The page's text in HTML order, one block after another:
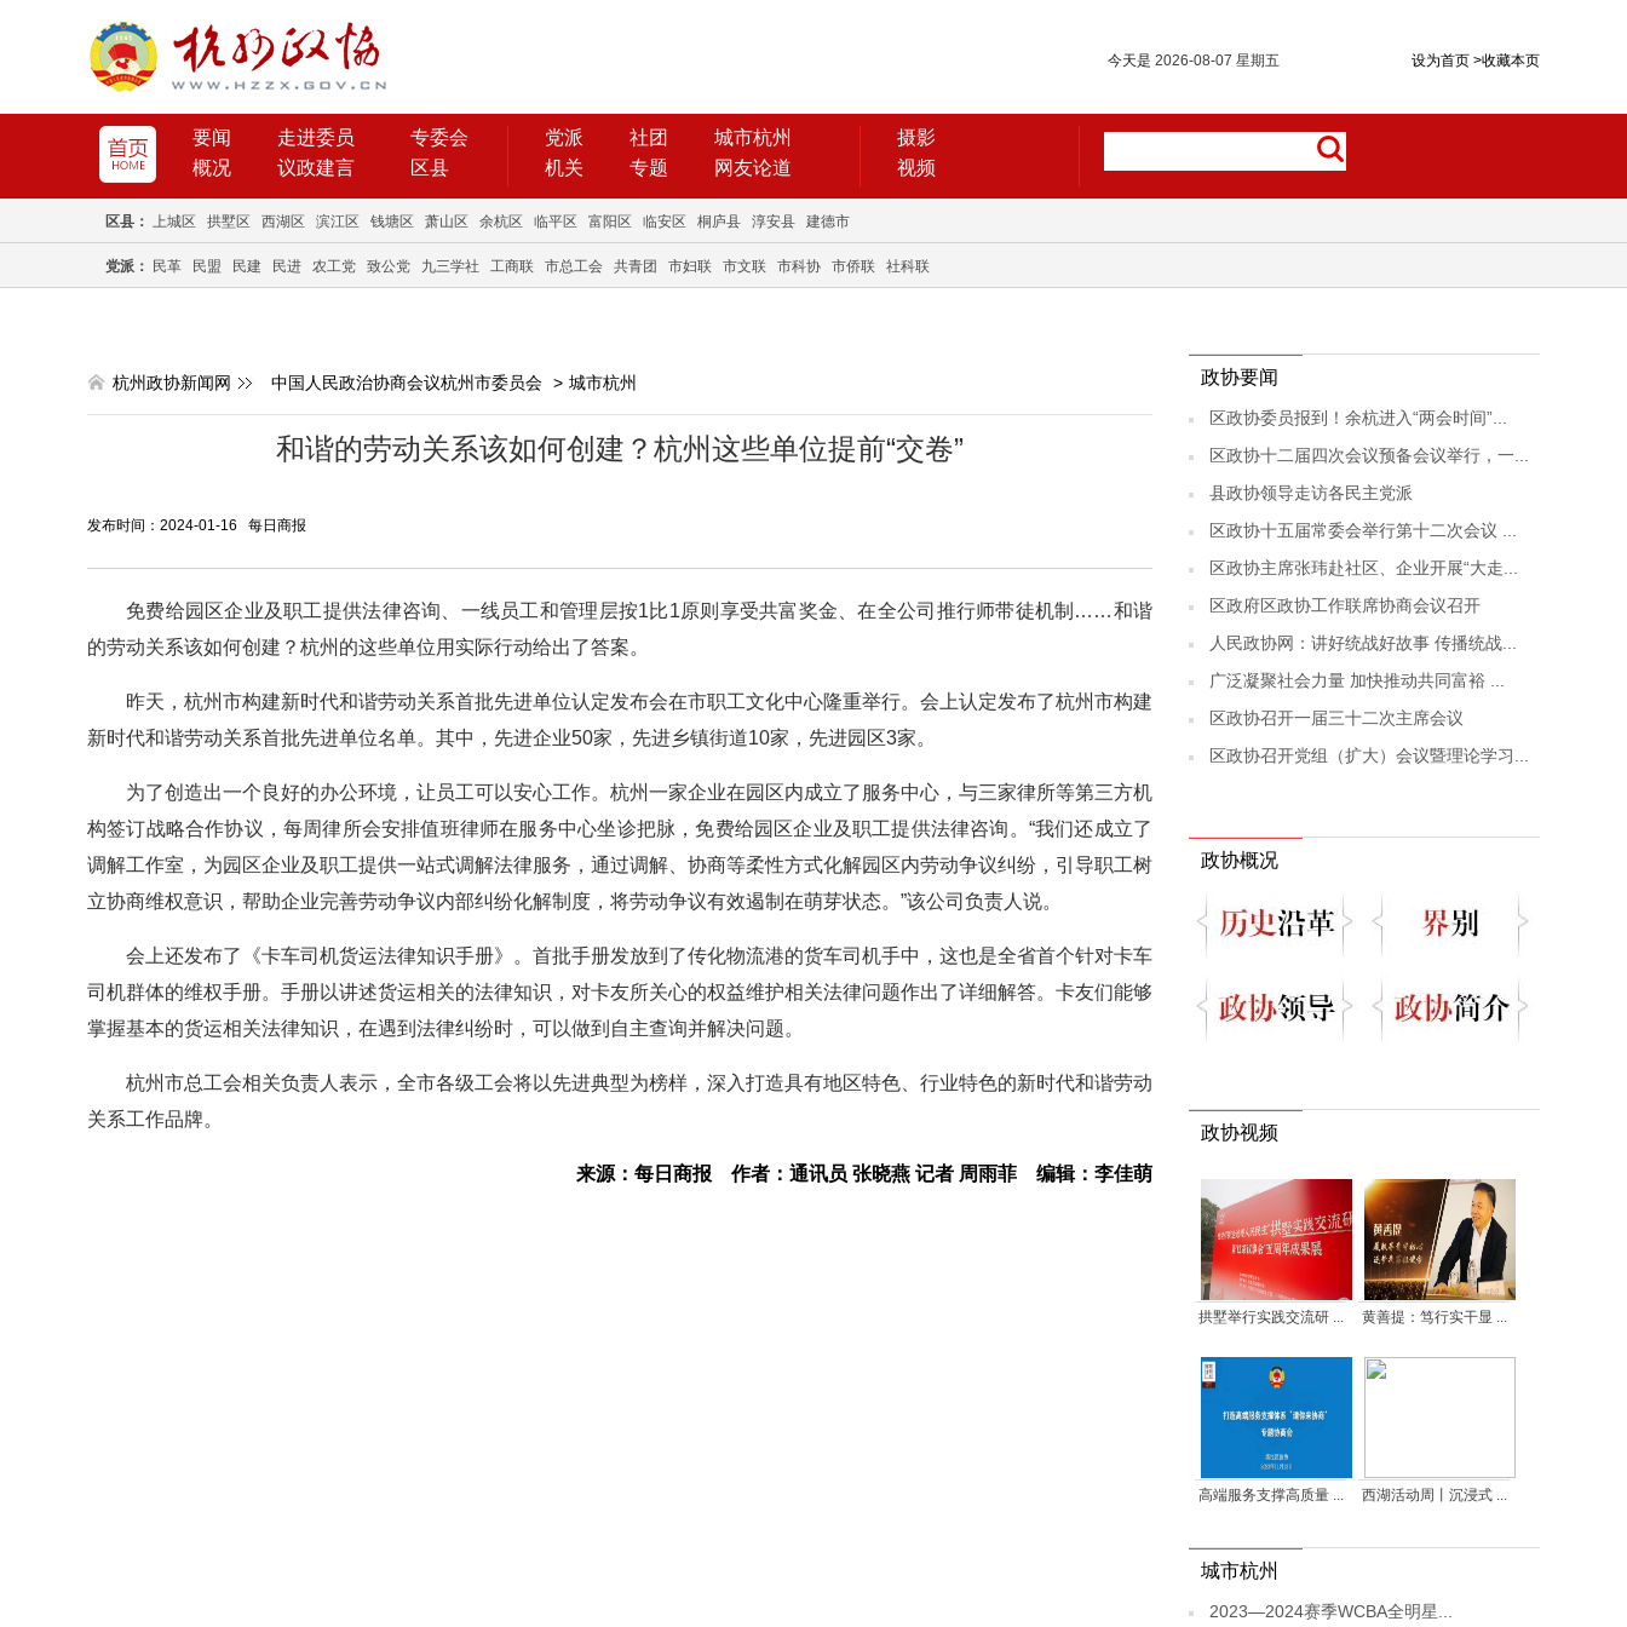
设为首页 >收藏本页
今天是 2026-08-07 星期五
要闻 走进委员
专委会
概况
议政建言 区县
党派 社团
城市杭州
机关
专题 网友论道
摄影
视频
区县： 上城区 拱墅区 西湖区 滨江区 钱塘区 萧山区 余杭区 临平区 富阳区 临安区 桐庐县 淳安县 建德市
党派： 民革 民盟 民建 民进 农工党 致公党 九三学社 工商联 市总工会 共青团 市妇联 市文联 市科协 市侨联 社科联
杭州政协新闻网 中国人民政治协商会议杭州市委员会 > 城市杭州
和谐的劳动关系该如何创建？杭州这些单位提前“交卷”
发布时间：2024-01-16 每日商报
免费给园区企业及职工提供法律咨询、一线员工和管理层按1比1原则享受共富奖金、在全公司推行师带徒机制……和谐
的劳动关系该如何创建？杭州的这些单位用实际行动给出了答案。
昨天，杭州市构建新时代和谐劳动关系首批先进单位认定发布会在市职工文化中心隆重举行。会上认定发布了杭州市构建
新时代和谐劳动关系首批先进单位名单。其中，先进企业50家，先进乡镇街道10家，先进园区3家。
为了创造出一个良好的办公环境，让员工可以安心工作。杭州一家企业在园区内成立了服务中心，与三家律所等第三方机
构签订战略合作协议，每周律所会安排值班律师在服务中心坐诊把脉，免费给园区企业及职工提供法律咨询。“我们还成立了
调解工作室，为园区企业及职工提供一站式调解法律服务，通过调解、协商等柔性方式化解园区内劳动争议纠纷，引导职工树
立协商维权意识，帮助企业完善劳动争议内部纠纷化解制度，将劳动争议有效遏制在萌芽状态。”该公司负责人说。
会上还发布了《卡车司机货运法律知识手册》。首批手册发放到了传化物流港的货车司机手中，这也是全省首个针对卡车
司机群体的维权手册。手册以讲述货运相关的法律知识，对卡友所关心的权益维护相关法律问题作出了详细解答。卡友们能够
掌握基本的货运相关法律知识，在遇到法律纠纷时，可以做到自主查询并解决问题。
杭州市总工会相关负责人表示，全市各级工会将以先进典型为榜样，深入打造具有地区特色、行业特色的新时代和谐劳动
关系工作品牌。
来源：每日商报 作者：通讯员 张晓燕 记者 周雨菲 编辑：李佳萌
政协要闻
区政协委员报到！余杭进入“两会时间”...
区政协十二届四次会议预备会议举行，一...
县政协领导走访各民主党派
区政协十五届常委会举行第十二次会议 ...
区政协主席张玮赴社区、企业开展“大走...
区政府区政协工作联席协商会议召开
人民政协网：讲好统战好故事 传播统战...
广泛凝聚社会力量 加快推动共同富裕 ...
区政协召开一届三十二次主席会议
区政协召开党组（扩大）会议暨理论学习...
政协概况
政协视频
拱墅举行实践交流研 ... 黄善提：笃行实干显 ...
高端服务支撑高质量 ... 西湖活动周丨沉浸式 ...
城市杭州
2023—2024赛季WCBA全明星...